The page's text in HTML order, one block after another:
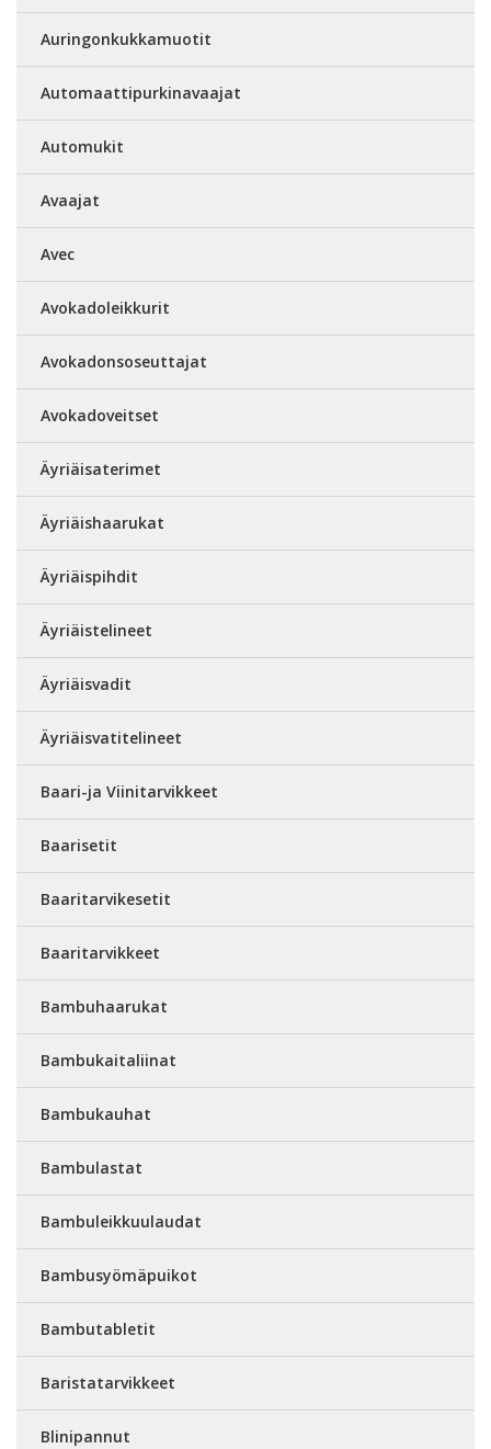
Auringonkukkamuotit
Automaattipurkinavaajat
Automukit
Avaajat
Avec
Avokadoleikkurit
Avokadonsoseuttajat
Avokadoveitset
Äyriäisaterimet
Äyriäishaarukat
Äyriäispihdit
Äyriäistelineet
Äyriäisvadit
Äyriäisvatitelineet
Baari-ja Viinitarvikkeet
Baarisetit
Baaritarvikesetit
Baaritarvikkeet
Bambuhaarukat
Bambukaitaliinat
Bambukauhat
Bambulastat
Bambuleikkuulaudat
Bambusyömäpuikot
Bambutabletit
Baristatarvikkeet
Blinipannut